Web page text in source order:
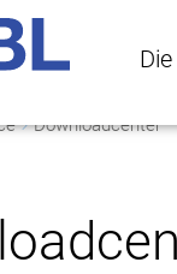
Downloadcenter